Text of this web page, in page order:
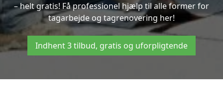
– helt gratis! Få professionel hjælp til alle former for
tagarbejde og tagrenovering her!
Indhent 3 tilbud, gratis og uforpligtende